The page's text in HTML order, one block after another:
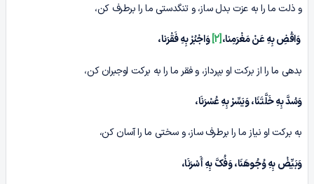
و ذلت ما را به عزت بدل ساز، و تنگدستی ما را برطرف کن،
وَاقْضِ بِهِ عَنْ مَغْرَمِنا،[2] وَاجْبُرْ بِهِ فَقْرَنا،
بدهی ما را از برکت او بپرداز، و فقر ما را به برکت اوجبران کن،
وَسُدَّ بِهِ خَلَّتَنَا، وَیَسِّرْ بِهِ عُسْرَنَا،
به برکت او نیاز ما را برطرف ساز، و سختی ما را آسان کن،
وَبَیِّضْ بِهِ وُجُوهَنَا، وَفُکَّ بِهِ أَسْرَنَا،